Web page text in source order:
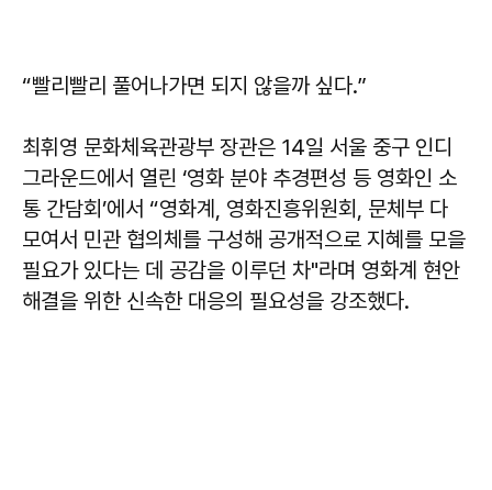
“빨리빨리 풀어나가면 되지 않을까 싶다.”
최휘영 문화체육관광부 장관은 14일 서울 중구 인디
그라운드에서 열린 ‘영화 분야 추경편성 등 영화인 소
통 간담회’에서 “영화계, 영화진흥위원회, 문체부 다
모여서 민관 협의체를 구성해 공개적으로 지혜를 모을
필요가 있다는 데 공감을 이루던 차"라며 영화계 현안
해결을 위한 신속한 대응의 필요성을 강조했다.